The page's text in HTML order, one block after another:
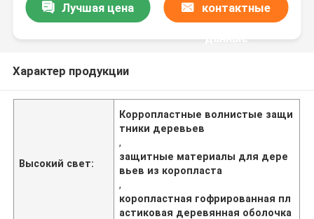
Лучшая цена контактные
данные
Характер продукции
Высокий свет:
Корропластные волнистые защи
тники деревьев
,
защитные материалы для дере
вьев из коропласта
,
коропластная гофрированная пл
астиковая деревянная оболочка